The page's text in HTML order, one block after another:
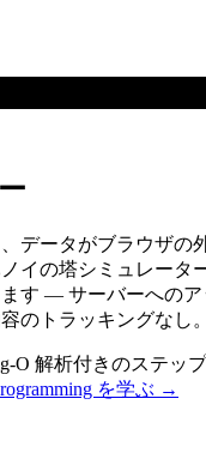
データがブラウザの
イの塔シミュレータ
す — サーバーへのア
のトラッキングなし。
O 解析付きのステッ
を学ぶ →